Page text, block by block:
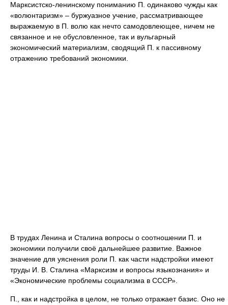
Марксистско-ленинскому пониманию П. одинаково чужды как
«волюнтаризм» – буржуазное учение, рассматривающее
выражаемую в П. волю как нечто самодовлеющее, ничем не
связанное и не обусловленное, так и вульгарный
экономический материализм, сводящий П. к пассивному
отражению требований экономики.
В трудах Ленина и Сталина вопросы о соотношении П. и
экономики получили своё дальнейшее развитие. Важное
значение для уяснения роли П. как части надстройки имеют
труды И. В. Сталина «Марксизм и вопросы языкознания» и
«Экономические проблемы социализма в СССР».
П., как и надстройка в целом, не только отражает базис. Оно не